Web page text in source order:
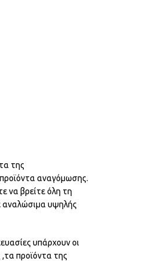
της
αναγόμωσης.
να βρείτε όλη τη
αναλώσιμα υψηλής
υπάρχουν οι
προϊόντα της